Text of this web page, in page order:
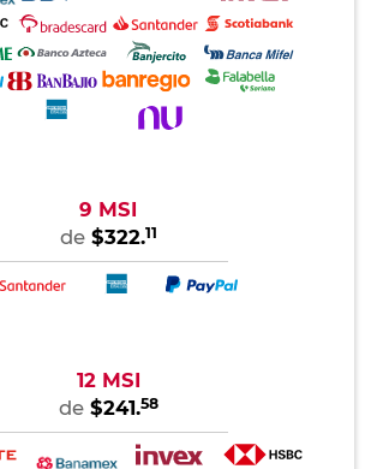
9 MSI
de $322.11
12 MSI
de $241.58